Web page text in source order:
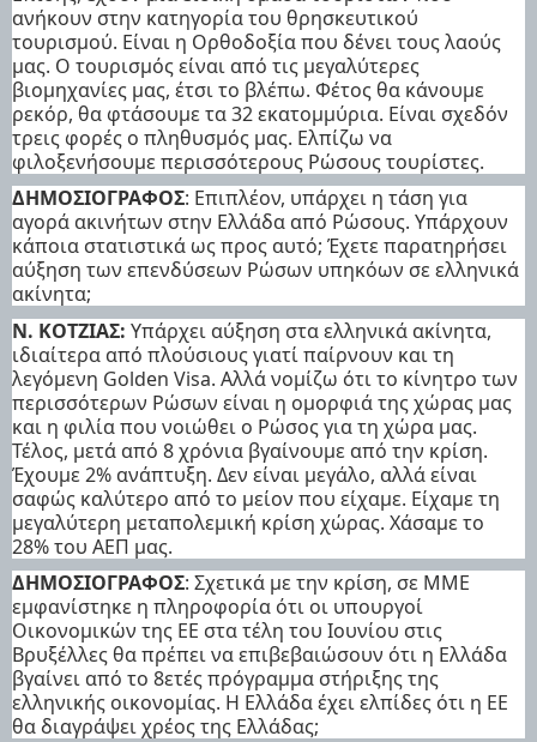
ανήκουν στην κατηγορία του θρησκευτικού
τουρισμού. Είναι η Ορθοδοξία που δένει τους λαούς
μας. Ο τουρισμός είναι από τις μεγαλύτερες
βιομηχανίες μας, έτσι το βλέπω. Φέτος θα κάνουμε
ρεκόρ, θα φτάσουμε τα 32 εκατομμύρια. Είναι σχεδόν
τρεις φορές ο πληθυσμός μας. Ελπίζω να
φιλοξενήσουμε περισσότερους Ρώσους τουρίστες.
ΔΗΜΟΣΙΟΓΡΑΦΟΣ: Επιπλέον, υπάρχει η τάση για
αγορά ακινήτων στην Ελλάδα από Ρώσους. Υπάρχουν
κάποια στατιστικά ως προς αυτό; Έχετε παρατηρήσει
αύξηση των επενδύσεων Ρώσων υπηκόων σε ελληνικά
ακίνητα;
Ν. ΚΟΤΖΙΑΣ: Υπάρχει αύξηση στα ελληνικά ακίνητα,
ιδιαίτερα από πλούσιους γιατί παίρνουν και τη
λεγόμενη Golden Visa. Αλλά νομίζω ότι το κίνητρο των
περισσότερων Ρώσων είναι η ομορφιά της χώρας μας
και η φιλία που νοιώθει ο Ρώσος για τη χώρα μας.
Τέλος, μετά από 8 χρόνια βγαίνουμε από την κρίση.
Έχουμε 2% ανάπτυξη. Δεν είναι μεγάλο, αλλά είναι
σαφώς καλύτερο από το μείον που είχαμε. Είχαμε τη
μεγαλύτερη μεταπολεμική κρίση χώρας. Χάσαμε το
28% του ΑΕΠ μας.
ΔΗΜΟΣΙΟΓΡΑΦΟΣ: Σχετικά με την κρίση, σε ΜΜΕ
εμφανίστηκε η πληροφορία ότι οι υπουργοί
Οικονομικών της ΕΕ στα τέλη του Ιουνίου στις
Βρυξέλλες θα πρέπει να επιβεβαιώσουν ότι η Ελλάδα
βγαίνει από το 8ετές πρόγραμμα στήριξης της
ελληνικής οικονομίας. Η Ελλάδα έχει ελπίδες ότι η ΕΕ
θα διαγράψει χρέος της Ελλάδας;